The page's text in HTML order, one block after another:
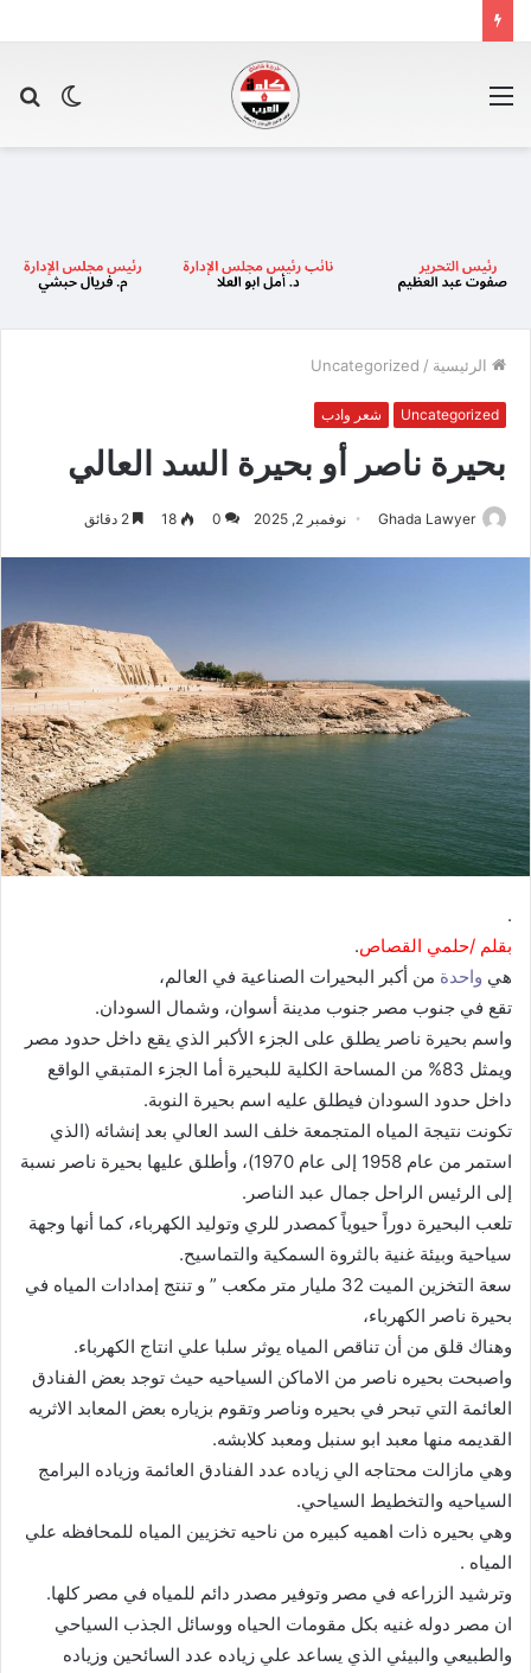
الوضع
الرئيسية /
Uncategorized
Uncategorized شعر وادب
بحيرة ناصر أو بحيرة السد العالي
Ghada Lawyer نوفمبر 2, 2025 0
18
.
بقلم /حلمي القصاص.
هي واحدة من أكبر البحيرات الصناعية في العالم،
تقع في جنوب مصر جنوب مدينة أسوان، وشمال السودان.
واسم بحيرة ناصر يطلق على الجزء الأكبر الذي يقع داخل حدود مصر
ويمثل 83% من المساحة الكلية للبحيرة أما الجزء المتبقي الواقع
داخل حدود السودان فيطلق عليه اسم بحيرة النوبة.
تكونت نتيجة المياه المتجمعة خلف السد العالي بعد إنشائه (الذي
استمر من عام 1958 إلى عام 1970)، وأطلق عليها بحيرة ناصر نسبة
إلى الرئيس الراحل جمال عبد الناصر.
تلعب البحيرة دوراً حيوياً كمصدر للري وتوليد الكهرباء، كما أنها وجهة
سياحية وبيئة غنية بالثروة السمكية والتماسيح.
سعة التخزين الميت 32 مليار متر مكعب ” و تنتج إمدادات المياه في
بحيرة ناصر الكهرباء،
وهناك قلق من أن تناقص المياه يوثر سلبا علي انتاج الكهرباء.
واصبحت بحيره ناصر من الاماكن السياحيه حيث توجد بعض الفنادق
العائمة التي تبحر في بحيره وناصر وتقوم بزياره بعض المعابد الاثريه
القديمه منها معبد ابو سنبل ومعبد كلابشه.
وهي مازالت محتاجه الي زياده عدد الفنادق العائمة وزياده البرامج
السياحيه والتخطيط السياحي.
وهي بحيره ذات اهميه كبيره من ناحيه تخزيين المياه للمحافظه علي
المياه .
وترشيد الزراعه في مصر وتوفير مصدر دائم للمياه في مصر كلها.
ان مصر دوله غنيه بكل مقومات الحياه ووسائل الجذب السياحي
والطبيعي والبيئي الذي يساعد علي زياده عدد السائحين وزياده